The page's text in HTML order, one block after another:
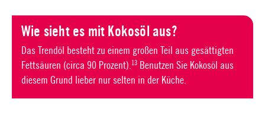
Wie sieht es mit Kokosöl aus?
Das Trendöl besteht zu einem großen Teil aus gesättigten
Fettsäuren (circa 90 Prozent).13 Benutzen Sie Kokosöl aus
diesem Grund lieber nur selten in der Küche.